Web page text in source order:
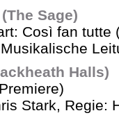
Sage)
Così fan tutte
Halls)
Stark, Regie: